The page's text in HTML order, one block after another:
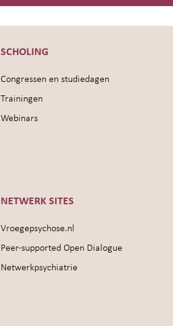
SCHOLING
Congressen en studiedagen
Trainingen
Webinars
NETWERK SITES
Vroegepsychose.nl
Peer-supported Open Dialogue
Netwerkpsychiatrie